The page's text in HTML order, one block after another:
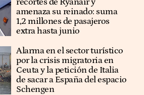
amenaza su reinado: suma
1,2 millones de pasajeros
extra hasta junio
Alarma en el sector turístico
por la crisis migratoria en
Ceuta y la petición de Italia
de sacar a España del espacio
Schengen